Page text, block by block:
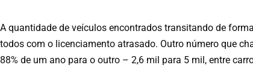
A quantidade de veículos encontrados transitando de
todos com o licenciamento atrasado. Outro número que
88% de um ano para o outro – 2,6 mil para 5 mil, entre